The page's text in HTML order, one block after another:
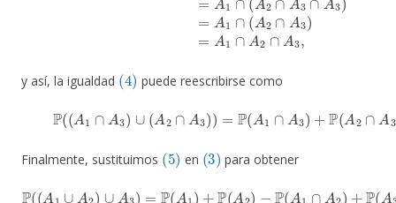
y así, la igualdad
(4)
puede reescribirse como
(5)P (( A 1 ∩A3 ∪( A2 ∩ ))= P( A1 ∩A 3 + P(A2 ∩A 3
Finalmente, sustituimos
(5)
en
(3)
para obtener
P (( 1 ∪A 2 ) ∪ A ) (A1) P A 2)−P (A ∩A 2 +P A 3) −
( P( A1 ∩ A3 ) (A2∩ A 3 −P( A 1 A2∩A 3))